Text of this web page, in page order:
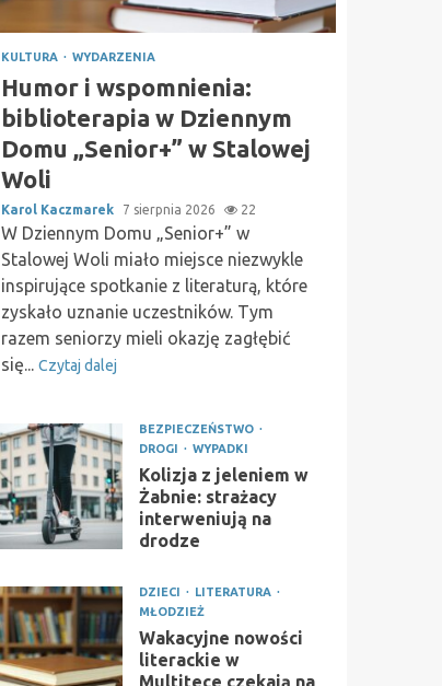
KULTURA WYDARZENIA
Humor i wspomnienia:
biblioterapia w Dziennym
Domu „Senior+” w Stalowej
Woli
Karol Kaczmarek 7 sierpnia 2026 22
W Dziennym Domu „Senior+” w
Stalowej Woli miało miejsce niezwykle
inspirujące spotkanie z literaturą, które
zyskało uznanie uczestników. Tym
razem seniorzy mieli okazję zagłębić
się... Czytaj dalej
BEZPIECZEŃSTWO
DROGI
WYPADKI
Kolizja z jeleniem w
Żabnie: strażacy
interweniują na
drodze
DZIECI
LITERATURA
MŁODZIEŻ
Wakacyjne nowości
literackie w
Multitece czekają na